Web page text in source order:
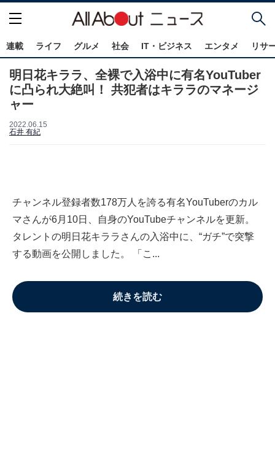
連載 ライフ グルメ 社会 IT・ビジネス エンタメ リサ
明日花キララ、全裸で入浴中に有名YouTuber
に凸られ大絶叫！ 共犯者はキララのマネージ
ャー
2022.06.15
石井 有紀
チャンネル登録者数178万人を誇る有名YouTuberのカル
マさんが6月10日、自身のYouTubeチャンネルを更新。
タレントの明日花キララさんの入浴中に、“ガチ”で突撃
する動画を公開しました。 「こ...
続きを読む